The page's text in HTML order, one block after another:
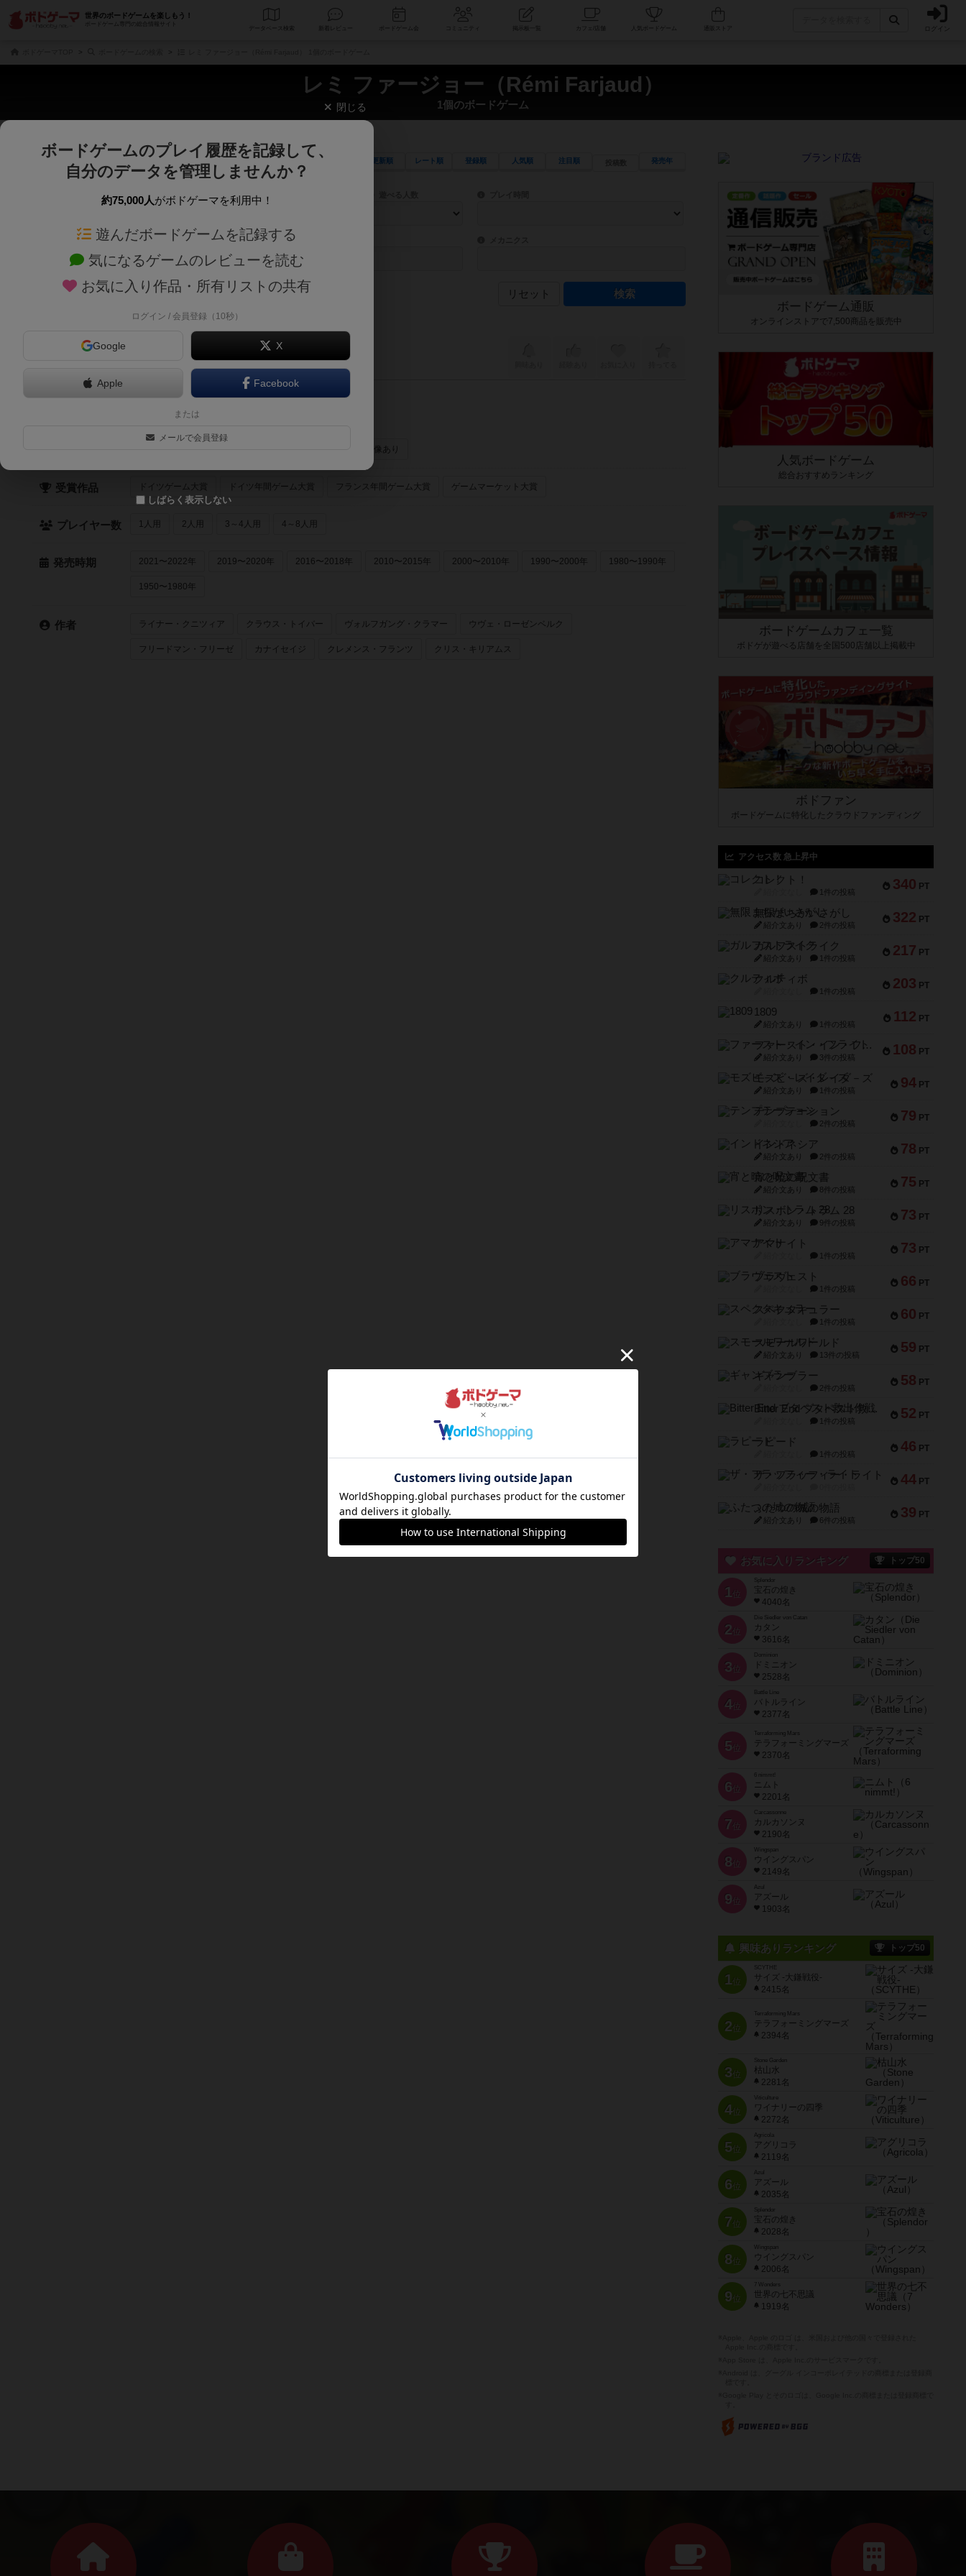
世界のボードゲームを楽しもう！
ボードゲーム専門の総合情報サイト
データベース コミュニティ 人気ボードゲーム ログイン
レミ ファージョー（Rémi Farjaud）
1個のボードゲーム
じっくり表示 さくさく表示 更新順 レート順 登録順 人気順 注目順 発売年
商品名、商品説明文、デザイナー名、テーマ名、メカニクス名を対象にフリーワード検索ができます。
ゲームデザイナー名を指定して検索できます。
ゲームデザイナー 目安となる所要時間を指定することができます。マニュアルを読む時間や参加者へのルール説明時間は含まれていないため、初めて
対象年齢を指定します。 世界観や登場人物などモチーフ・ストーリーを指定することができます。直感的にゲームシステムを理解できるよう、中世ファンタジー・クッキング・海賊同士の対決など、ゲームコンセプトを絞
テーマ/フレーバー ゲーム性を構成するコアシステムです。主にボードゲームに慣れている方向けの絞込機能です。例えば「ダイスロール」はランダ
リセット
ギャングラッシュ（Gang Rush Breakout）
画像あり
受賞作品 ドイツゲーム大賞 ドイツ年間ゲーム大賞 フランス年間ゲーム大賞 ゲームマーケット大賞
プレイヤー数 1人用 2人用 3～4人用 4～8人用
発売時期 2021〜2022年 2019〜2020年 2016〜2018年 2010〜2015年 2000〜2010年 1990〜2000年 1980〜1990年
1950〜1980年
作者 ライナー・クニツィア クラウス・トイバー ヴォルフガング・クラマー ウヴェ・ローゼンベルク
フリードマン・フリーゼ カナイセイジ クレメンス・フランツ クリス・キリアムス
ボードゲーム通販
オンラインストアで7,500商品を販売中
人気ボードゲーム
総合おすすめランキング
ボードゲームカフェ一覧
ボドゲが遊べる店舗を全国500店舗以上掲載中
ボドファン
ボードゲームに特化したクラウドファンディング
アクセス数 急上昇中
340 PT
コレクト！
1件の投稿
322 PT
無限まちがいさがし
紹介文あり 2件の投稿
217 PT
ガルフストライク
紹介文あり 1件の投稿
203 PT
クルティボ
1件の投稿
112 PT
1809
紹介文あり 1件の投稿
108 PT
ファースト・イン・フライト
紹介文あり 3件の投稿
94 PT
モズビ－ズ・レイダ－ズ
紹介文あり 1件の投稿
79 PT
テンプテーション
2件の投稿
78 PT
インドネシア
紹介文あり 2件の投稿
75 PT
宵と暁の呪文書
紹介文あり 8件の投稿
73 PT
リスボン・トラム 28
紹介文あり 9件の投稿
73 PT
アマナイト
1件の投稿
66 PT
ブラヴェスト
1件の投稿
60 PT
スペクタキュラー
1件の投稿
59 PT
スモールワールド
紹介文あり 13件の投稿
58 PT
ギャンブラー
2件の投稿
52 PT
Bitter End ブタペスト救出作戦
1件の投稿
46 PT
ラピード
1件の投稿
44 PT
ザ・フラッフィー・ライト
39 PT
ふたつの城の物語
紹介文あり 6件の投稿
お気に入りランキング トップ50
1 位
宝石の煌き
4040名
2 位
Die Siedler von Catan
カタン
3616名
3 位
ドミニオン
2528名
4位
Battle Line
バトルライン
2377名
5 位
Terraforming Mars
テラフォーミングマーズ
2370名
6 位
ニムト
2201名
7 位
Carcassonne
カルカソンヌ
2190名
8 位
Wingspan
ウイングスパン
2149名
9 位
Azul
アズール
1903名
興味ありランキング トップ50
1位
SCYTHE
サイズ -大鎌戦役-
2415名
2位
Terraforming Mars
テラフォーミングマーズ
2394名
3位
Stone Garden
枯山水
2281名
4位
Viticulture
ワイナリーの四季
2272名
5位
Agricola
アグリコラ
2119名
6位
Azul
アズール
2035名
7位
宝石の煌き
2028名
8位
Wingspan
ウイングスパン
2006名
9位
7 Wonders
世界の七不思議
1919名
閉じる
ボードゲームのプレイ履歴を記録して、
自分のデータを管理しませんか？
約75,000人がボドゲーマを利用中！
遊んだボードゲームを記録する
気になるゲームのレビューを読む
お気に入り作品・所有リストの共有
ログイン / 会員登録（10秒）
Google X
Apple Facebook
または
メールで会員登録
しばらく表示しない